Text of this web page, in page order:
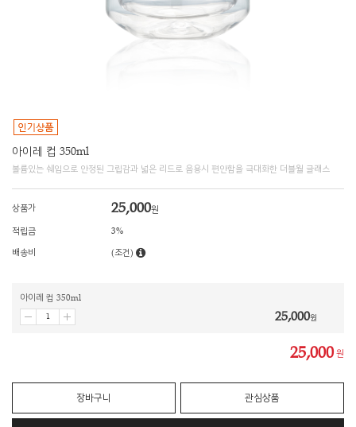
아이레 컵 350ml
볼륨있는 쉐입으로 안정된 그립감과 넓은 리드로 음용시 편안함을 극대화한 더블월 글래스
상품가 25,000원
적립금 3%
배송비 (조건)
아이레 컵 350ml
25,000원
25,000 원
장바구니 관심상품